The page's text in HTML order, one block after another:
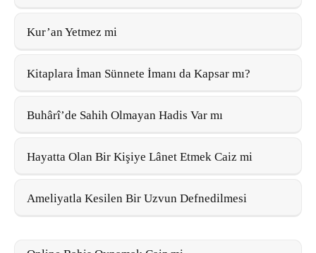
Kur’an Yetmez mi
Kitaplara İman Sünnete İmanı da Kapsar mı?
Buhârî’de Sahih Olmayan Hadis Var mı
Hayatta Olan Bir Kişiye Lânet Etmek Caiz mi
Ameliyatla Kesilen Bir Uzvun Defnedilmesi